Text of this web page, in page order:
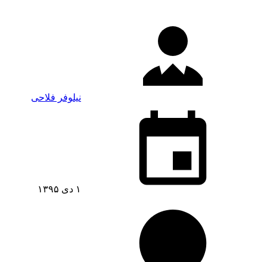
نیلوفر فلاحی
۱ دی ۱۳۹۵